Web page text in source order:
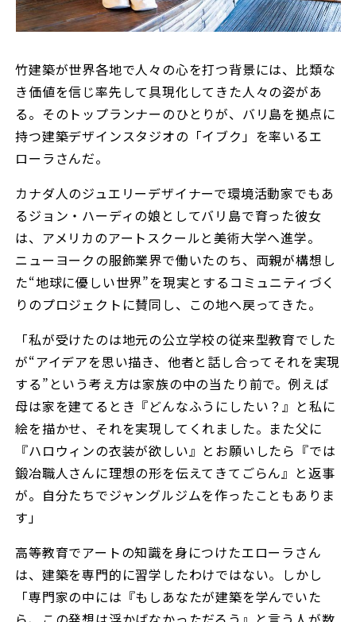
竹建築が世界各地で人々の心を打つ背景には、比類な
き価値を信じ率先して具現化してきた人々の姿があ
る。そのトップランナーのひとりが、バリ島を拠点に
持つ建築デザインスタジオの「イブク」を率いるエ
ローラさんだ。
カナダ人のジュエリーデザイナーで環境活動家でもあ
るジョン・ハーディの娘としてバリ島で育った彼女
は、アメリカのアートスクールと美術大学へ進学。
ニューヨークの服飾業界で働いたのち、両親が構想し
た“地球に優しい世界”を現実とするコミュニティづく
りのプロジェクトに賛同し、この地へ戻ってきた。
「私が受けたのは地元の公立学校の従来型教育でした
が“アイデアを思い描き、他者と話し合ってそれを実現
する”という考え方は家族の中の当たり前で。例えば
母は家を建てるとき『どんなふうにしたい？』と私に
絵を描かせ、それを実現してくれました。また父に
『ハロウィンの衣装が欲しい』とお願いしたら『では
鍛冶職人さんに理想の形を伝えてきてごらん』と返事
が。自分たちでジャングルジムを作ったこともありま
す」
高等教育でアートの知識を身につけたエローラさん
は、建築を専門的に習学したわけではない。しかし
「専門家の中には『もしあなたが建築を学んでいた